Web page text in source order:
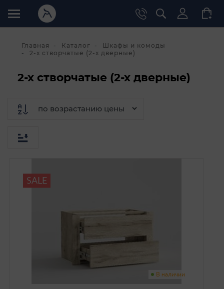
Главная Каталог
Шкафы и комоды
2-х створчатые (2-х дверные)
2-х створчатые (2-х дверные)
SALE
В наличии